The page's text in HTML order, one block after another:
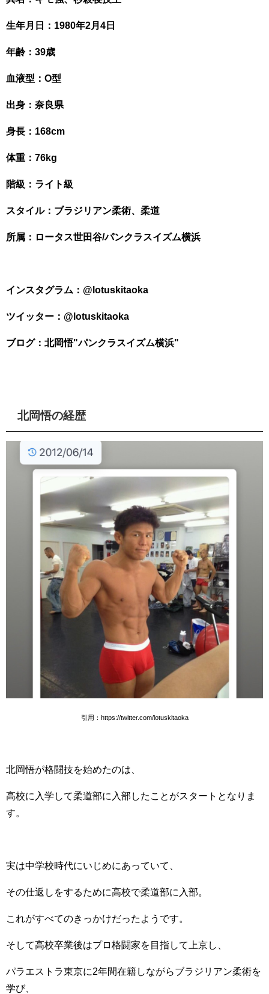
生年月日：1980年2月4日
年齢：39歳
血液型：O型
出身：奈良県
身長：168cm
体重：76kg
階級：ライト級
スタイル：ブラジリアン柔術、柔道
所属：ロータス世田谷/パンクラスイズム横浜
インスタグラム：@lotuskitaoka
ブログ：北岡悟"パンクラスイズム横浜"
北岡悟の経歴
引用：https://twitter.com/lotuskitaoka
北岡悟が格闘技を始めたのは、
高校に入学して柔道部に入部したことがスタートとなりま
す。
実は中学校時代にいじめにあっていて、
その仕返しをするために高校で柔道部に入部。
これがすべてのきっかけだったようです。
そして高校卒業後はプロ格闘家を目指して上京し、
パラエストラ東京に2年間在籍しながらブラジリアン柔術を
学び、